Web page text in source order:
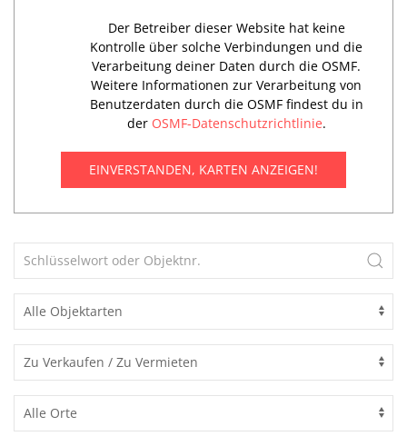
Der Betreiber dieser Website hat keine
Kontrolle über solche Verbindungen und die
Verarbeitung deiner Daten durch die OSMF.
Weitere Informationen zur Verarbeitung von
Benutzerdaten durch die OSMF findest du in
der OSMF-Datenschutzrichtlinie.
EINVERSTANDEN, KARTEN ANZEIGEN!